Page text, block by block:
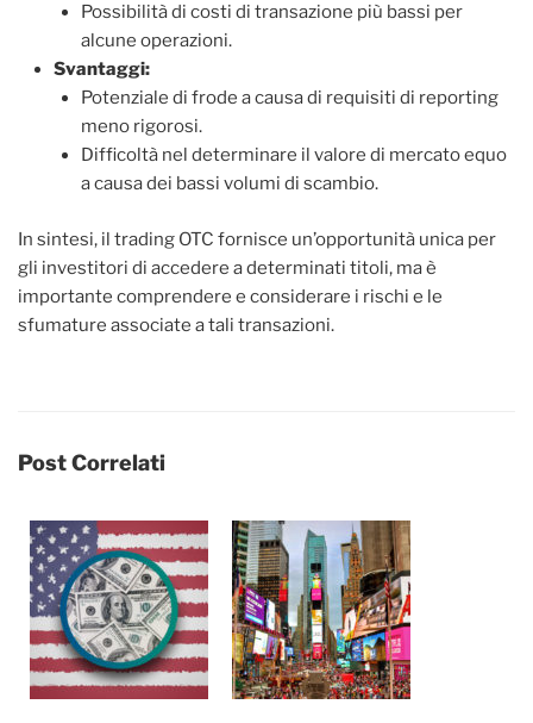
Possibilità di costi di transazione più bassi per
alcune operazioni.
Svantaggi:
Potenziale di frode a causa di requisiti di reporting
meno rigorosi.
Difficoltà nel determinare il valore di mercato equo
a causa dei bassi volumi di scambio.
In sintesi, il trading OTC fornisce un’opportunità unica per
gli investitori di accedere a determinati titoli, ma è
importante comprendere e considerare i rischi e le
sfumature associate a tali transazioni.
Post Correlati